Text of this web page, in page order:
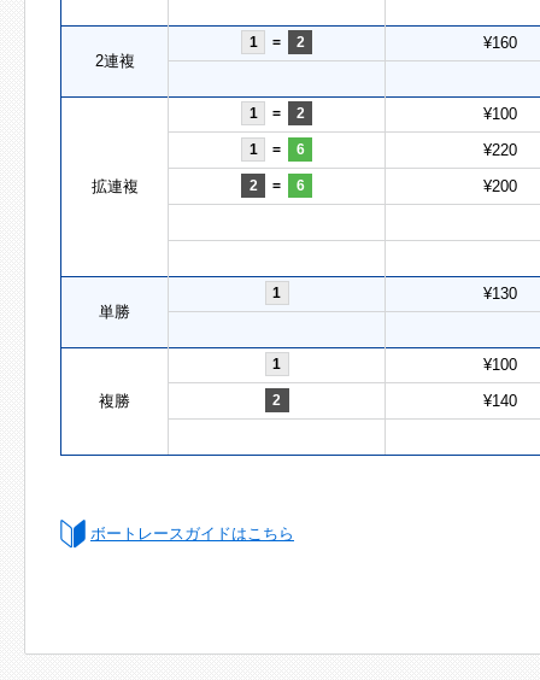
2連複
1 = 2 ¥160
拡連複
1 = 2 ¥100
1 = 6 ¥220
2 = 6 ¥200
単勝
1 ¥130
複勝
1 ¥100
2 ¥140
ボートレースガイドはこちら